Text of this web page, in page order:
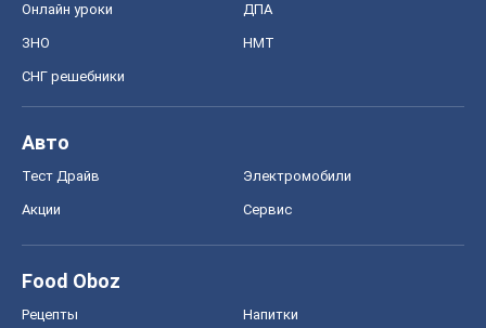
Онлайн уроки ДПА
ЗНО НМТ
СНГ решебники
Авто
Тест Драйв Электромобили
Акции Сервис
Food Oboz
Рецепты Напитки